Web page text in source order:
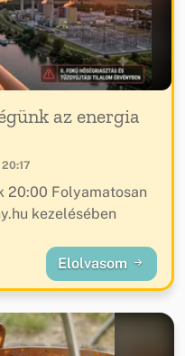
az energia
20:00 Folyamatosan
kezelésében
Elolvasom